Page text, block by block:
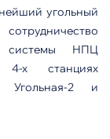
угольный
системы НПЦ
4-х станциях
Угольная-2 и